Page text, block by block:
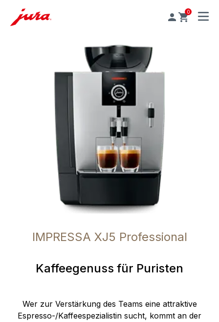
0
MENU
IMPRESSA XJ5 Professional
Kaffeegenuss für Puristen
Wer zur Verstärkung des Teams eine attraktive
Espresso-/Kaffeespezialistin sucht, kommt an der